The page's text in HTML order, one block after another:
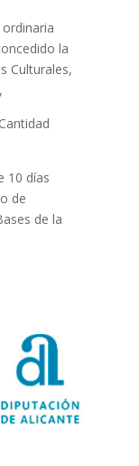
la
Culturales,
10 días
de
de la